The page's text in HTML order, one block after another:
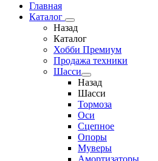
Главная
Каталог
Назад
Каталог
Хобби Премиум
Продажа техники
Шасси
Назад
Шасси
Тормоза
Оси
Сцепное
Опоры
Муверы
Амортизаторы